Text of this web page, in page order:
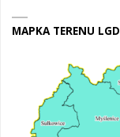
MAPKA TERENU LGD